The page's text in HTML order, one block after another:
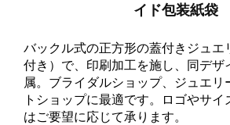
イド包装紙袋
バックル式の正方形の蓋付きジュエ
付き）で、印刷加工を施し、同デザ
属。ブライダルショップ、ジュエリ
トショップに最適です。ロゴやサ
はご要望に応じて承ります。